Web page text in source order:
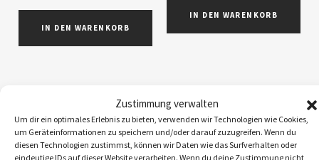
Zustimmung verwalten
Um dir ein optimales Erlebnis zu bieten, verwenden wir Technologien wie Cookies,
um Geräteinformationen zu speichern und/oder darauf zuzugreifen. Wenn du
diesen Technologien zustimmst, können wir Daten wie das Surfverhalten oder
eindeutige IDs auf dieser Website verarbeiten. Wenn du deine Zustimmung nicht
IN DEN WARENKORB
IN DEN WARENKORB
ABOS
1
ACCESSOIRES
5